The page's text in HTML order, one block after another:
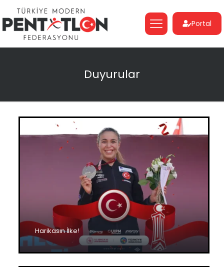
Portal
Duyurular
Harikasın İlke!